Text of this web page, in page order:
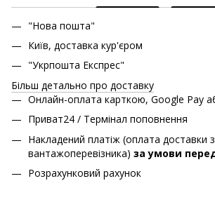
"Нова пошта"
Київ, доставка кур'єром
"Укрпошта Експрес"
Більш детально про доставку
Онлайн-оплата карткою, Google Pay
Приват24 / Термінал поповнення
Накладений платіж (оплата доставки
вантажоперевізника) за умови
Розрахунковий рахунок